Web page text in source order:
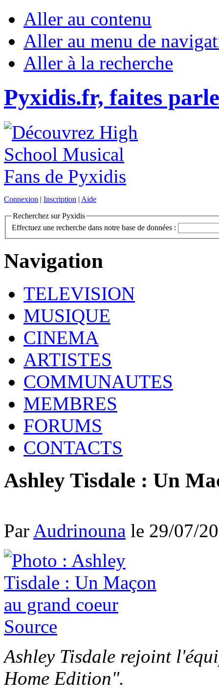
Aller au contenu
Aller au menu de
Aller à la recherche
Pyxidis.fr, faites
Connexion | Inscription | Aide
Recherchez sur Pyxidis
Effectuez une recherche dans notre base de données :
Navigation
TELEVISION
MUSIQUE
CINEMA
ARTISTES
COMMUNAUTES
MEMBRES
FORUMS
CONTACTS
Ashley Tisdale : Un
Par Audrinouna le 29/07/
Source
Ashley Tisdale rejoint
Home Edition".